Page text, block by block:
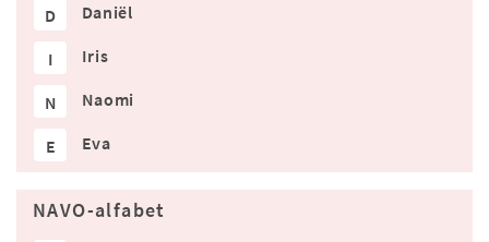
D Daniël
I Iris
N Naomi
E Eva
NAVO-alfabet